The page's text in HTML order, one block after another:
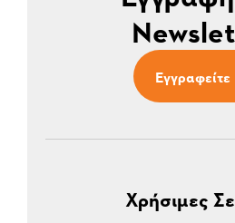
Εγγραφείτε
Χρήσιμες